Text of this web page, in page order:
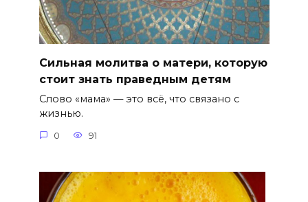
Сильная молитва о матери, которую
стоит знать праведным детям
Слово «мама» — это всё, что связано с
жизнью.
0 91